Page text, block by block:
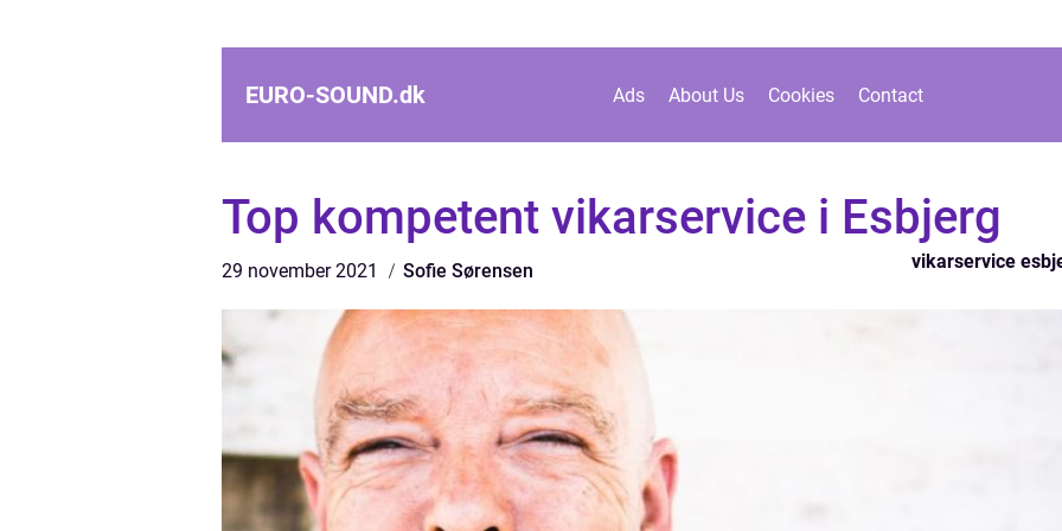
EURO-SOUND.dk Ads About Us Cookies Contact
Top kompetent vikarservice i Esbjerg
29 november 2021 Sofie Sørensen vikarservice